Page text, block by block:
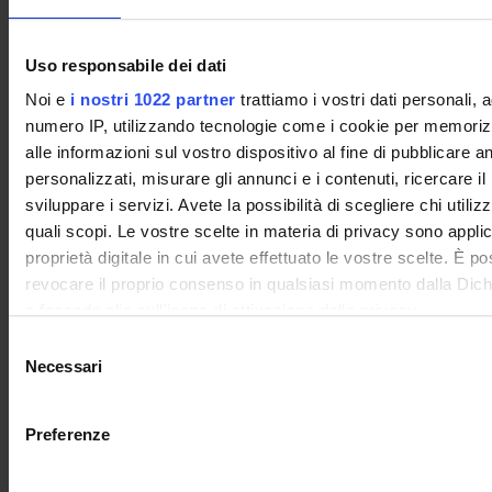
Uso responsabile dei dati
Noi e i nostri 1022 partner trattiamo i vostri dati personali,
numero IP, utilizzando tecnologie come i cookie per
alle informazioni sul vostro dispositivo al fine di pubblicare
personalizzati, misurare gli annunci e i contenuti, ricercare il
sviluppare i servizi. Avete la possibilità di scegliere chi
quali scopi. Le vostre scelte in materia di privacy sono
proprietà digitale in cui avete effettuato le vostre scelte. È
revocare il proprio consenso in qualsiasi momento dalla
Con il tuo consenso, vorremmo anche:
Identificare il tuo dispositivo, scansionandolo
Necessari
Preferenze
un tempo pari a 3 ore (che scende a 2 ore in caso di validità
La prova orale verte sugli argomenti dell’intero programma.
Le/gli studentesse/studenti con disabilità o disturbi
specifici di apprendimento (DSA), che intendano
richiedere l'adattamento della prova d'esame, devono
seguire le indicazioni riportateQUI
Criteri di valutazione
conto del livello di conoscenza degli argomenti in programma,
della capacità di illustrare in modo chiaro ed esaustivo lo
logici alle diverse problematiche aziendali proposte. A ciascuno